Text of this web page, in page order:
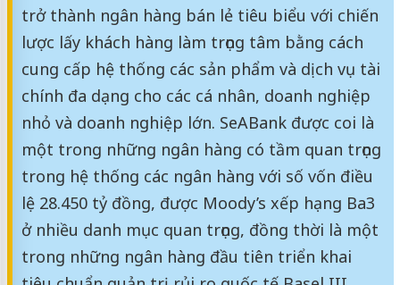
trở thành ngân hàng bán lẻ tiêu biểu với chiến
lược lấy khách hàng làm trọng tâm bằng cách
cung cấp hệ thống các sản phẩm và dịch vụ tài
chính đa dạng cho các cá nhân, doanh nghiệp
nhỏ và doanh nghiệp lớn. SeABank được coi là
một trong những ngân hàng có tầm quan trọng
trong hệ thống các ngân hàng với số vốn điều
lệ 28.450 tỷ đồng, được Moody’s xếp hạng Ba3
ở nhiều danh mục quan trọng, đồng thời là một
trong những ngân hàng đầu tiên triển khai